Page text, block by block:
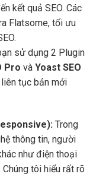
kết quả SEO. Các
Flatsome, tối ưu
sử dụng 2 Plugin
Pro và Yoast SEO
tục bản mới
Trong
thông tin, người
như điện thoại
tôi hiểu rất rõ